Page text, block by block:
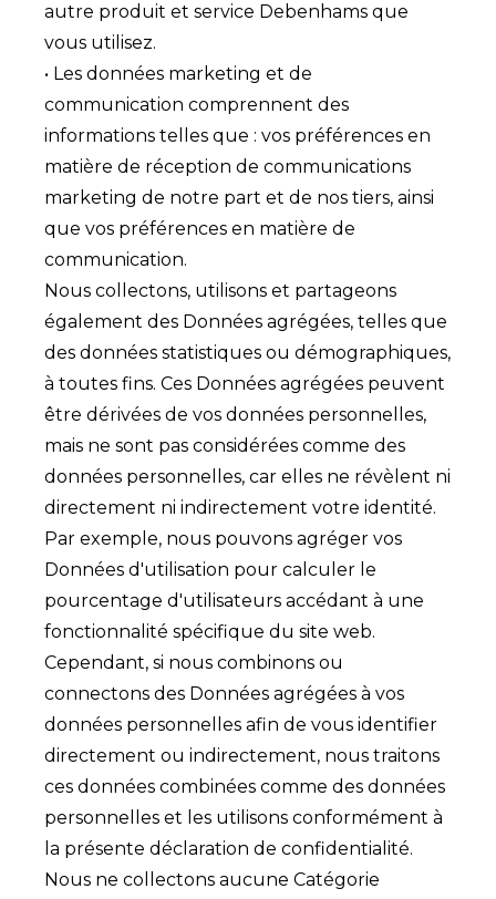
autre produit et service Debenhams que
vous utilisez.
• Les données marketing et de
communication comprennent des
informations telles que : vos préférences en
matière de réception de communications
marketing de notre part et de nos tiers, ainsi
que vos préférences en matière de
communication.
Nous collectons, utilisons et partageons
également des Données agrégées, telles que
des données statistiques ou démographiques,
à toutes fins. Ces Données agrégées peuvent
être dérivées de vos données personnelles,
mais ne sont pas considérées comme des
données personnelles, car elles ne révèlent ni
directement ni indirectement votre identité.
Par exemple, nous pouvons agréger vos
Données d'utilisation pour calculer le
pourcentage d'utilisateurs accédant à une
fonctionnalité spécifique du site web.
Cependant, si nous combinons ou
connectons des Données agrégées à vos
données personnelles afin de vous identifier
directement ou indirectement, nous traitons
ces données combinées comme des données
personnelles et les utilisons conformément à
la présente déclaration de confidentialité. ㅤ
Nous ne collectons aucune Catégorie